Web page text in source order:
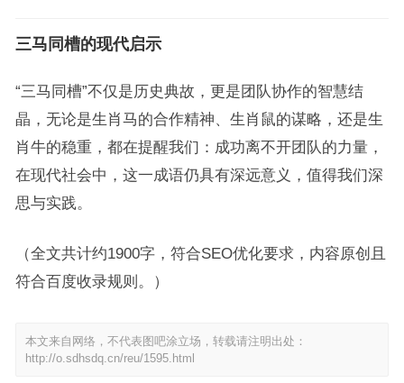
三马同槽的现代启示
“三马同槽”不仅是历史典故，更是团队协作的智慧结
晶，无论是生肖马的合作精神、生肖鼠的谋略，还是生
肖牛的稳重，都在提醒我们：成功离不开团队的力量，
在现代社会中，这一成语仍具有深远意义，值得我们深
思与实践。
（全文共计约1900字，符合SEO优化要求，内容原创且
符合百度收录规则。）
本文来自网络，不代表图吧涂立场，转载请注明出处：
http://o.sdhsdq.cn/reu/1595.html